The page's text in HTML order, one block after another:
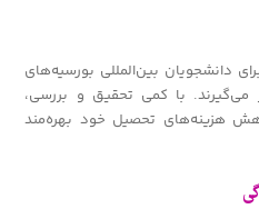
دانشجویان بین‌المللی بورسیه‌های
با کمی تحقیق و بررسی،
هزینه‌های تحصیل خود بهره‌مند